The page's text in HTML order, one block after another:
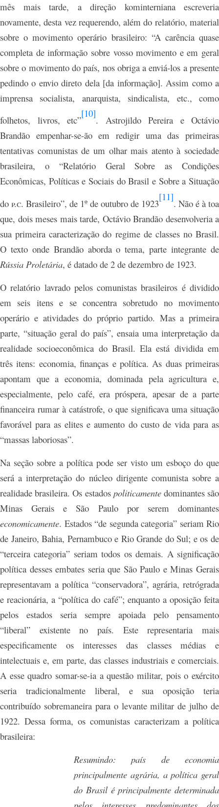
mês mais tarde, a direção kominterniana escreveria
novamente, desta vez requerendo, além do relatório, material
sobre o movimento operário brasileiro: “A carência quase
completa de informação sobre vosso movimento e em geral
sobre o movimento do país, nos obriga a enviá-los a presente
pedindo o envio direto dela [da informação]. Assim como a
imprensa socialista, anarquista, sindicalista, etc., como
folhetos, livros, etc”
[10]
. Astrojildo Pereira e Octávio
Brandão empenhar-se-ão em redigir uma das primeiras
tentativas comunistas de um olhar mais atento à sociedade
brasileira, o “Relatório Geral Sobre as Condições
Econômicas, Políticas e Sociais do Brasil e Sobre a Situação
do p.c. Brasileiro”, de 1º de outubro de 1923
[11]
. Não é à toa
que, dois meses mais tarde, Octávio Brandão desenvolveria a
sua primeira caracterização do regime de classes no Brasil.
O texto onde Brandão aborda o tema, parte integrante de
Rússia Proletária, é datado de 2 de dezembro de 1923.
O relatório lavrado pelos comunistas brasileiros é dividido
em seis itens e se concentra sobretudo no movimento
operário e atividades do próprio partido. Mas a primeira
parte, “situação geral do país”, ensaia uma interpretação da
realidade socioeconômica do Brasil. Ela está dividida em
três itens: economia, finanças e política. As duas primeiras
apontam que a economia, dominada pela agricultura e,
especialmente, pelo café, era próspera, apesar de a parte
financeira rumar à catástrofe, o que significava uma situação
favorável para as elites e aumento do custo de vida para as
“massas laboriosas”.
Na seção sobre a política pode ser visto um esboço do que
será a interpretação do núcleo dirigente comunista sobre a
realidade brasileira. Os estados politicamentedominantes são
Minas Gerais e São Paulo por serem dominantes
economicamente. Estados “de segunda categoria” seriam Rio
de Janeiro, Bahia, Pernambuco e Rio Grande do Sul; e os de
“terceira categoria” seriam todos os demais. A significação
política desses embates seria que São Paulo e Minas Gerais
representavam a política “conservadora”, agrária, retrógrada
e reacionária, a “política do café”; enquanto a oposição feita
pelos estados seria sempre apoiada pelo pensamento
“liberal” existente no país. Este representaria mais
especificamente os interesses das classes médias e
intelectuais e, em parte, das classes industriais e comerciais.
A esse quadro somar-se-ia a questão militar, pois o exército
seria tradicionalmente liberal, e sua oposição teria
contribuído sobremaneira para o levante militar de julho de
1922. Dessa forma, os comunistas caracterizam a política
brasileira:
Resumindo: país de economia
principalmente agrária, a política geral
do Brasil é principalmente determinada